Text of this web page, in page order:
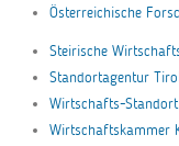
Österreichische
Steirische
Standortagentur
Wirtschafts-Standort
Wirtschaftskammer